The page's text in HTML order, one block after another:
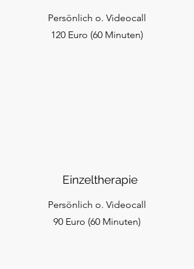
Persönlich o. Videocall
120 Euro (60 Minuten)
Einzeltherapie
Persönlich o. Videocall
90 Euro (60 Minuten)